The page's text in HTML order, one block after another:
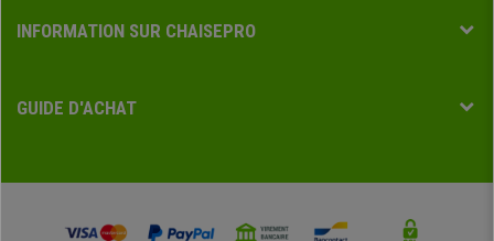
INFORMATION SUR CHAISEPRO
GUIDE D'ACHAT